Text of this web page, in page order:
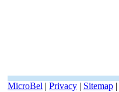
MicroBel | Privacy | Sitemap |